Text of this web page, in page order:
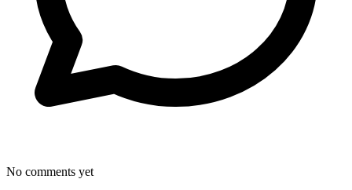
No comments yet